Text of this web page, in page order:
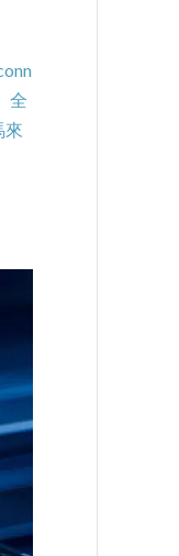
全
來